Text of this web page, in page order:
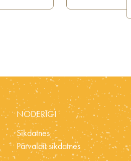
NODERĪGI
Sīkdatnes
Pārvaldīt sīkdatnes